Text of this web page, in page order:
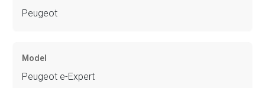
Peugeot
Model
Peugeot e-Expert